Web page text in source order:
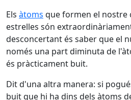
Els àtoms que formen el nostre
estrelles són
desconcertant és saber que el
només una part diminuta de
és pràcticament buit.
Dit d'una altra manera: si
buit que hi ha dins dels àtoms